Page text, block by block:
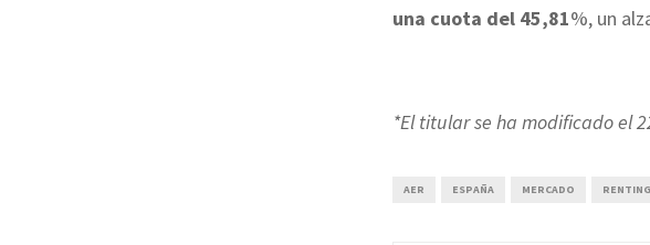
una cuota del 45,81%, un
*El titular se ha modificado el
AER ESPAÑA MERCADO RENTING